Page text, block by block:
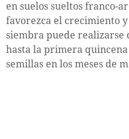
en suelos sueltos franco-
favorezca el crecimiento
siembra puede realizarse
hasta la primera
semillas en los meses de